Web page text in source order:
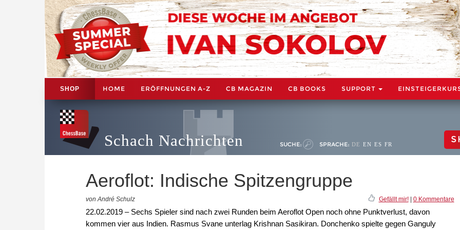
SHOP HOME ERÖFFNUNGEN A-Z CB MAGAZIN CB BOOKS SUPPORT
Schach Nachrichten SUCHE: SPRACHE: DE EN ES FR
Aeroflot: Indische Spitzengruppe
von André Schulz Gefällt mir!| 0 Kommentare
22.02.2019 – Sechs Spieler sind nach zwei Runden beim Aeroflot Open noch ohne Punktverlust, davon
kommen vier aus Indien. Rasmus Svane unterlag Krishnan Sasikiran. Donchenko spielte gegen Ganguly